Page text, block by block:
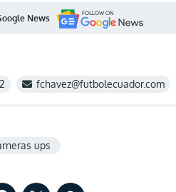
News
fchavez@futbolecuador.com
ups